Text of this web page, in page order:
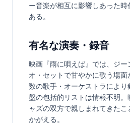
ー音楽が相互に影響しあった
ある。
有名な演奏・録音
映画『雨に唄えば』では、ジー
オ・セットで甘やかに歌う場
数の歌手・オーケストラにより
盤の包括的リストは情報不明。
ャズの双方で親しまれてきたこ
かがえる。